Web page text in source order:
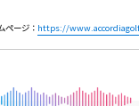
ページ： https://